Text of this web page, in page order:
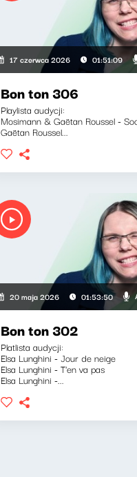
17 czerwca 2026 01:51:09
Bon ton 306
Playlista audycji:
Mosimann & Gaëtan Roussel -
Gaëtan Roussel...
20 maja 2026 01:53:50
Bon ton 302
Platlista audycji:
Elsa Lunghini - Jour de neige
Elsa Lunghini - T'en va pas
Elsa Lunghini -...